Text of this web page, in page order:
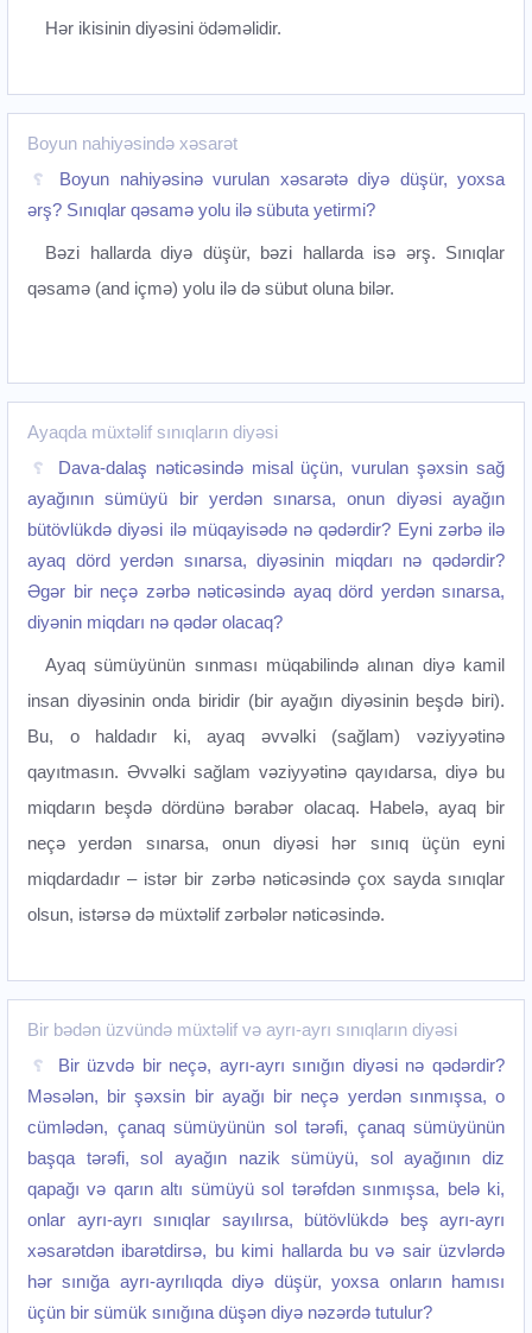
Hər ikisinin diyəsini ödəməlidir.
Boyun nahiyəsində xəsarət
Boyun nahiyəsinə vurulan xəsarətə diyə düşür, yoxsa
ərş? Sınıqlar qəsamə yolu ilə sübuta yetirmi?
Bəzi hallarda diyə düşür, bəzi hallarda isə ərş. Sınıqlar
qəsamə (and içmə) yolu ilə də sübut oluna bilər.
Ayaqda müxtəlif sınıqların diyəsi
Dava-dalaş nəticəsində misal üçün, vurulan şəxsin sağ
ayağının sümüyü bir yerdən sınarsa, onun diyəsi ayağın
bütövlükdə diyəsi ilə müqayisədə nə qədərdir? Eyni zərbə ilə
ayaq dörd yerdən sınarsa, diyəsinin miqdarı nə qədərdir?
Əgər bir neçə zərbə nəticəsində ayaq dörd yerdən sınarsa,
diyənin miqdarı nə qədər olacaq?
Ayaq sümüyünün sınması müqabilində alınan diyə kamil
insan diyəsinin onda biridir (bir ayağın diyəsinin beşdə biri).
Bu, o haldadır ki, ayaq əvvəlki (sağlam) vəziyyətinə
qayıtmasın. Əvvəlki sağlam vəziyyətinə qayıdarsa, diyə bu
miqdarın beşdə dördünə bərabər olacaq. Habelə, ayaq bir
neçə yerdən sınarsa, onun diyəsi hər sınıq üçün eyni
miqdardadır – istər bir zərbə nəticəsində çox sayda sınıqlar
olsun, istərsə də müxtəlif zərbələr nəticəsində.
Bir bədən üzvündə müxtəlif və ayrı-ayrı sınıqların diyəsi
Bir üzvdə bir neçə, ayrı-ayrı sınığın diyəsi nə qədərdir?
Məsələn, bir şəxsin bir ayağı bir neçə yerdən sınmışsa, o
cümlədən, çanaq sümüyünün sol tərəfi, çanaq sümüyünün
başqa tərəfi, sol ayağın nazik sümüyü, sol ayağının diz
qapağı və qarın altı sümüyü sol tərəfdən sınmışsa, belə ki,
onlar ayrı-ayrı sınıqlar sayılırsa, bütövlükdə beş ayrı-ayrı
xəsarətdən ibarətdirsə, bu kimi hallarda bu və sair üzvlərdə
hər sınığa ayrı-ayrılıqda diyə düşür, yoxsa onların hamısı
üçün bir sümük sınığına düşən diyə nəzərdə tutulur?